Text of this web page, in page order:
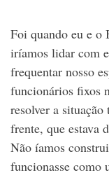
Foi quando eu e o
iríamos lidar com
frequentar nosso
funcionários fixos
resolver a
frente, que estava
Não íamos
funcionasse como